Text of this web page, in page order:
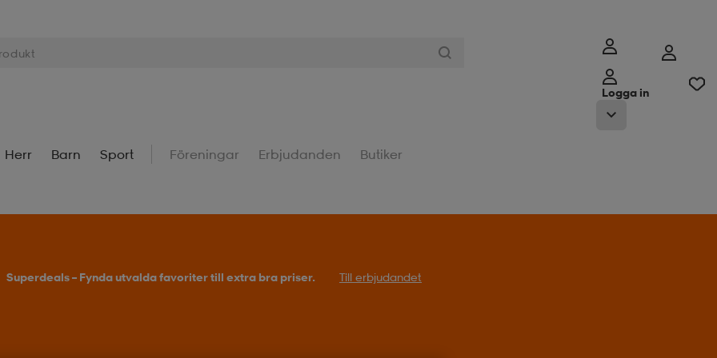
Logga in
Herr Barn Sport Föreningar Erbjudanden Butiker
Köp 2 eller fler, få 25% på outdoor. Till erbjudandet